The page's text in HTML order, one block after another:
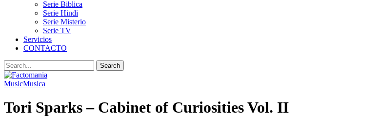
Serie Biblica
Serie Hindi
Serie Misterio
Serie TV
Servicios
CONTACTO
MusicMusica
Tori Sparks – Cabinet of Curiosities Vol. II